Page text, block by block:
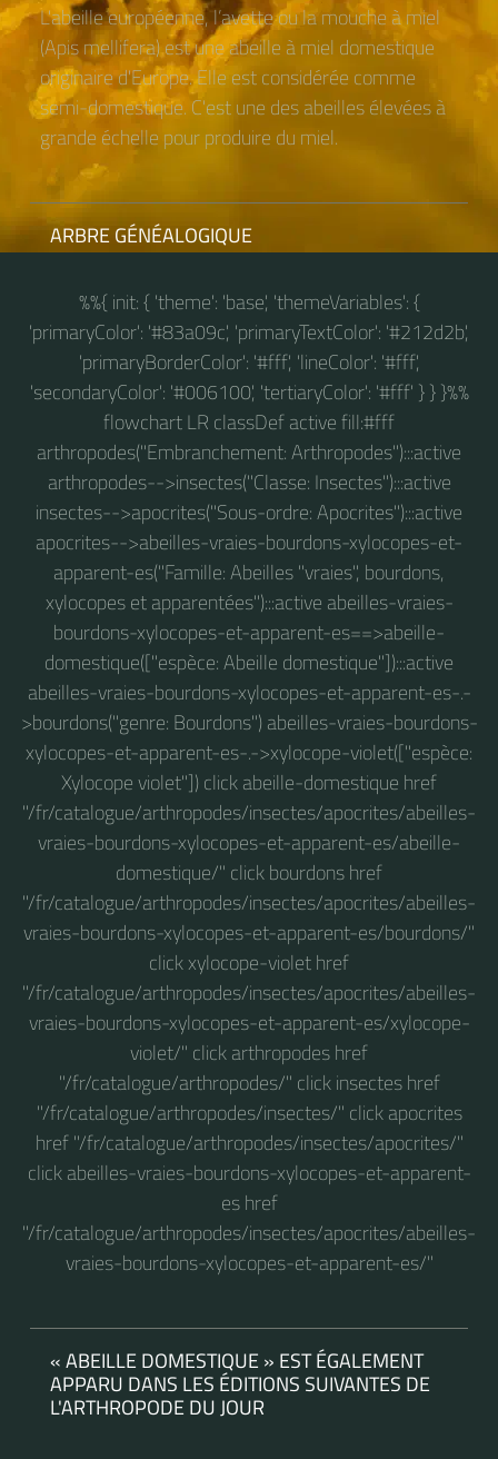
L'abeille européenne, l’avette ou la mouche à miel
(Apis mellifera) est une abeille à miel domestique
originaire d'Europe. Elle est considérée comme
semi-domestique. C'est une des abeilles élevées à
grande échelle pour produire du miel.
ARBRE GÉNÉALOGIQUE
%%{ init: { 'theme': 'base', 'themeVariables': {
'primaryColor': '#83a09c', 'primaryTextColor': '#212d2b',
'primaryBorderColor': '#fff', 'lineColor': '#fff',
'secondaryColor': '#006100', 'tertiaryColor': '#fff' } } }%%
flowchart LR classDef active fill:#fff
arthropodes("Embranchement: Arthropodes"):::active
arthropodes-->insectes("Classe: Insectes"):::active
insectes-->apocrites("Sous-ordre: Apocrites"):::active
apocrites-->abeilles-vraies-bourdons-xylocopes-et-
apparent-es("Famille: Abeilles "vraies", bourdons,
xylocopes et apparentées"):::active abeilles-vraies-
bourdons-xylocopes-et-apparent-es==>abeille-
domestique(["espèce: Abeille domestique"]):::active
abeilles-vraies-bourdons-xylocopes-et-apparent-es-.-
>bourdons("genre: Bourdons") abeilles-vraies-bourdons-
xylocopes-et-apparent-es-.->xylocope-violet(["espèce:
Xylocope violet"]) click abeille-domestique href
"/fr/catalogue/arthropodes/insectes/apocrites/abeilles-
vraies-bourdons-xylocopes-et-apparent-es/abeille-
domestique/" click bourdons href
"/fr/catalogue/arthropodes/insectes/apocrites/abeilles-
vraies-bourdons-xylocopes-et-apparent-es/bourdons/"
click xylocope-violet href
"/fr/catalogue/arthropodes/insectes/apocrites/abeilles-
vraies-bourdons-xylocopes-et-apparent-es/xylocope-
violet/" click arthropodes href
"/fr/catalogue/arthropodes/" click insectes href
"/fr/catalogue/arthropodes/insectes/" click apocrites
href "/fr/catalogue/arthropodes/insectes/apocrites/"
click abeilles-vraies-bourdons-xylocopes-et-apparent-
es href
"/fr/catalogue/arthropodes/insectes/apocrites/abeilles-
vraies-bourdons-xylocopes-et-apparent-es/"
« ABEILLE DOMESTIQUE » EST ÉGALEMENT
APPARU DANS LES ÉDITIONS SUIVANTES DE
L'ARTHROPODE DU JOUR